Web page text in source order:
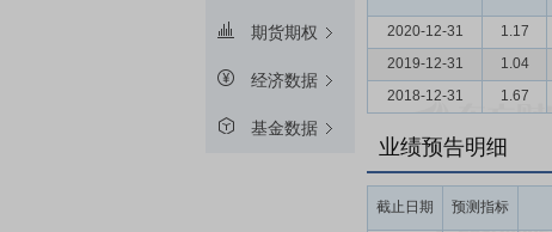
期货期权
经济数据
基金数据
2020-12-31
1.17
2019-12-31
1.04
2018-12-31
1.67
业绩预告明细
截止日期 预测指标